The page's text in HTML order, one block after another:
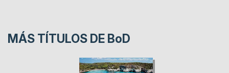
MÁS TÍTULOS DE BoD